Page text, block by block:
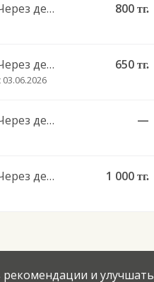
Через день 800 тг.
Через день
03.06.2026
650 тг.
Через день —
Через день 1 000 тг.
и улучшать